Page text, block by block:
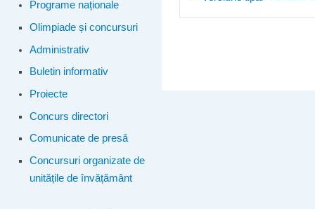
Programe naționale
Olimpiade și concursuri
Administrativ
Buletin informativ
Proiecte
Concurs directori
Comunicate de presă
Concursuri organizate de
unitățile de învățământ